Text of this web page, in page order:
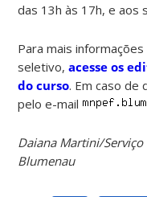
das 13h às 17h, e aos
Para mais
seletivo,acesse os
do curso. Em caso de
pelo e-mail
Daiana Martini/Serviço
Blumenau